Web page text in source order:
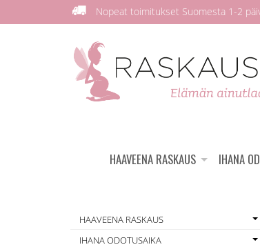
Nopeat toimitukset Suomesta 1-2
HAAVEENA RASKAUS IHANA
HAAVEENA RASKAUS
IHANA ODOTUSAIKA